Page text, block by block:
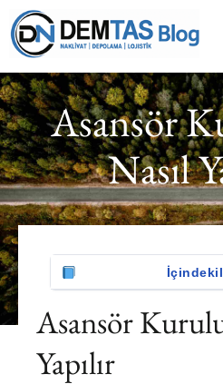
Asansör
Nasıl
Asansör
Yapılır